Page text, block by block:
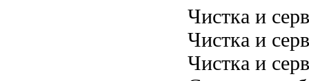
Чистка и
Чистка и
Чистка и